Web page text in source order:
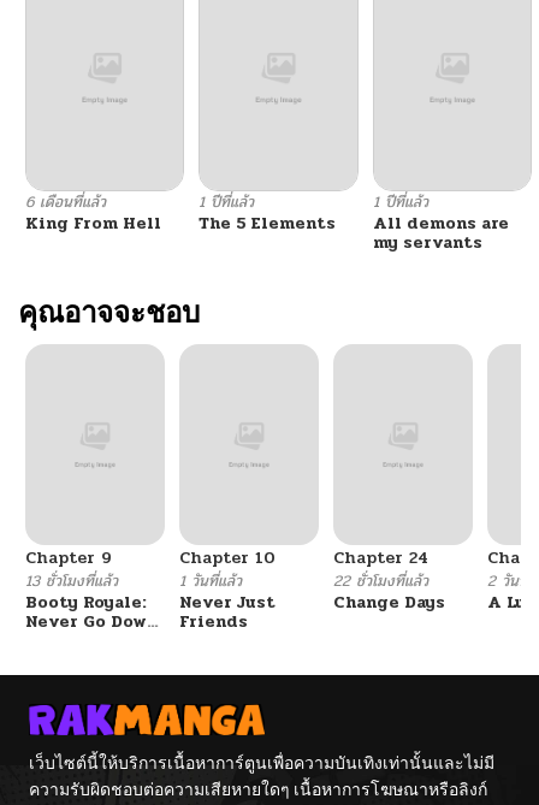
12/13/2024
ตอนที่ 3
ตอนที่ 2 12/13/2024
ตอนที่ 1
6 เดือนที่แล้ว
King From Hell
1 ปีที่แล้ว
The 5 Elements
1 ปีที่แล้ว
All demons are
my servants
คุณอาจจะชอบ
Chapter 9
13 ชั่วโมงที่แล้ว
Booty Royale:
Never Go Down
Chapter 10
1 วันที่แล้ว
Never Just
Friends
Chapter 24
22 ชั่วโมงที่แล้ว
Change Days
2 วันที่แ
A
เว็บไซต์นี้ให้บริการเนื้อหาการ์ตูนเพื่อความบันเทิงเท่านั้นและไม่มี
ความรับผิดชอบต่อความเสียหายใดๆ เนื้อหาการโฆษณาหรือลิงก์